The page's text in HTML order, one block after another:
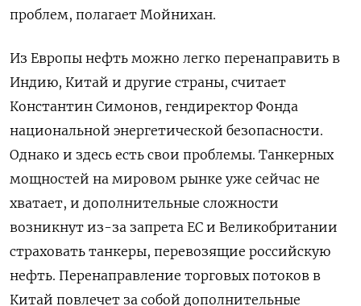
проблем, полагает Мойнихан.
Из Европы нефть можно легко перенаправить в
Индию, Китай и другие страны, считает
Константин Симонов, гендиректор Фонда
национальной энергетической безопасности.
Однако и здесь есть свои проблемы. Танкерных
мощностей на мировом рынке уже сейчас не
хватает, и дополнительные сложности
возникнут из-за запрета ЕС и Великобритании
страховать танкеры, перевозящие российскую
нефть. Перенаправление торговых потоков в
Китай повлечет за собой дополнительные